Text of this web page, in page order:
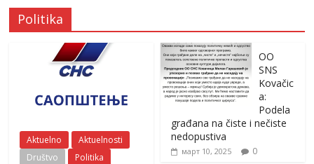
Politika
Aktuelno
Aktuelnosti
Društvo
Politika
OO
SNS
Kovačic
a:
Podela
građana na čiste i nečiste
nedopustiva
март 10, 2025 0